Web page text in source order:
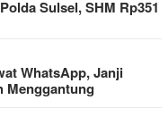
Sulsel, SHM Rp351
WhatsApp, Janji
Menggantung